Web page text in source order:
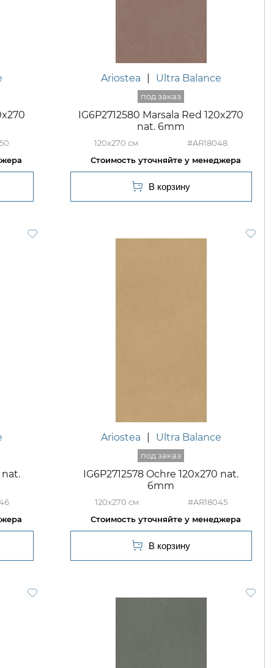
Ariostea Ultra Balance
IG6P2712580 Marsala Red 120x270
nat. 6mm
120x270 #AR18048
nat.
Ariostea Ultra Balance
IG6P2712578 Ochre 120x270 nat.
6mm
120x270 #AR18045